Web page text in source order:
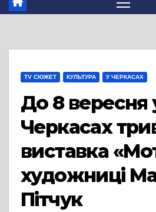
TV СЮЖЕТ КУЛЬТУРА У ЧЕРКАСАХ
До 8 вересня
Черкасах
виставка
художниці
Пітчук